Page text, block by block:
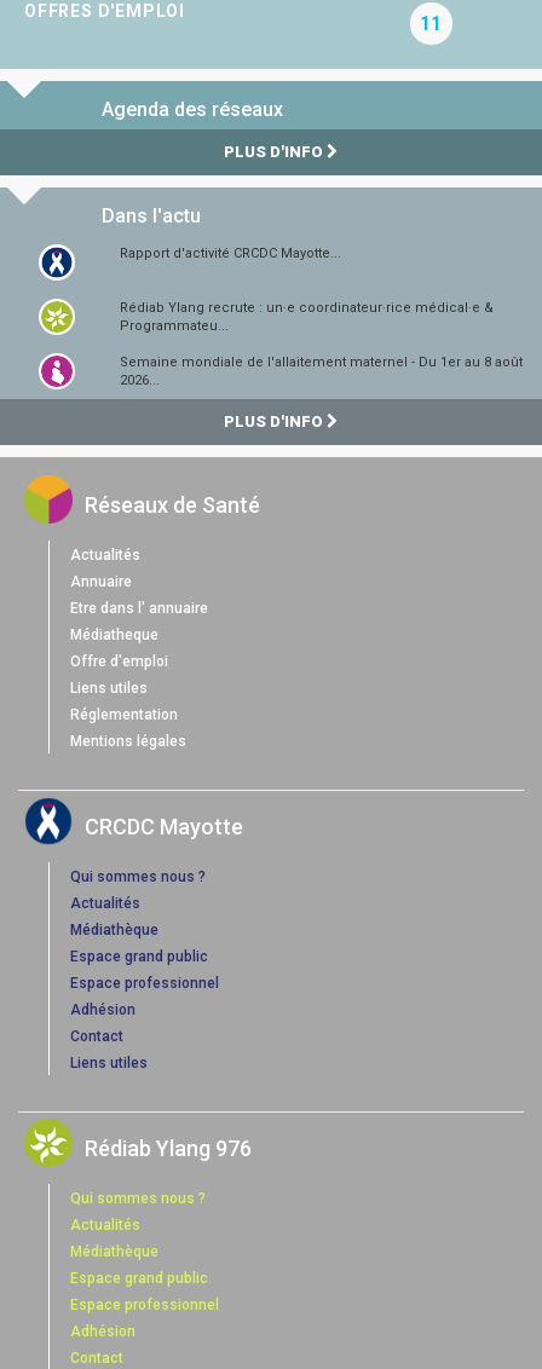
OFFRES D'EMPLOI
11
Agenda des réseaux
PLUS D'INFO
Dans l'actu
Rapport d'activité CRCDC Mayotte...
Rédiab Ylang recrute : un·e coordinateur·rice médical·e &
Programmateu...
Semaine mondiale de l'allaitement maternel - Du 1er au 8 août
2026...
PLUS D'INFO
Réseaux de Santé
Actualités
Annuaire
Etre dans l' annuaire
Médiatheque
Offre d'emploi
Liens utiles
Réglementation
Mentions légales
CRCDC Mayotte
Qui sommes nous ?
Actualités
Médiathèque
Espace grand public
Espace professionnel
Adhésion
Contact
Liens utiles
Rédiab Ylang 976
Qui sommes nous ?
Actualités
Médiathèque
Espace grand public
Espace professionnel
Adhésion
Contact